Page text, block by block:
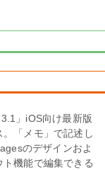
」iOS向け最新版
。「メモ」で記述し
のデザインおよ
ト機能で編集できる